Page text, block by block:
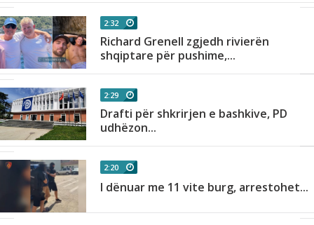
2:32
Richard Grenell zgjedh rivierën
shqiptare për pushime,...
2:29
Drafti për shkrirjen e bashkive, PD
udhëzon...
2:20
I dënuar me 11 vite burg, arrestohet...